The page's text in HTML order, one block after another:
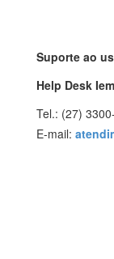
Suporte ao
Help Desk
Tel.: (27)
E-mail: